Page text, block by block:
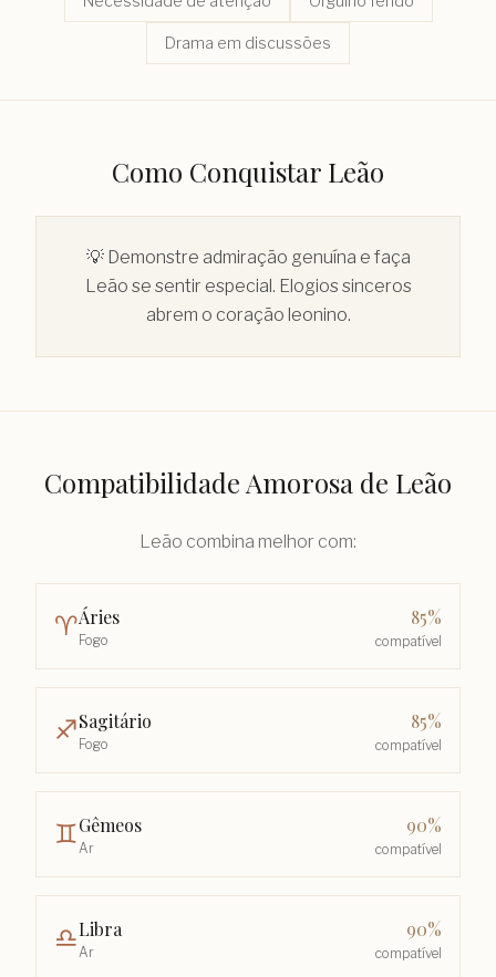
Drama em discussões
Como Conquistar Leão
💡 Demonstre admiração genuína e faça
Leão se sentir especial. Elogios sinceros
abrem o coração leonino.
Compatibilidade Amorosa de Leão
Leão combina melhor com:
♈︎Áries
Fogo
85%
compatível
♐︎Sagitário
Fogo
85%
compatível
♊︎Gêmeos
Ar
90%
compatível
♎︎Libra
Ar
90%
compatível